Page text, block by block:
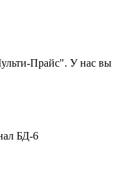
Прайс". У нас
БД-6